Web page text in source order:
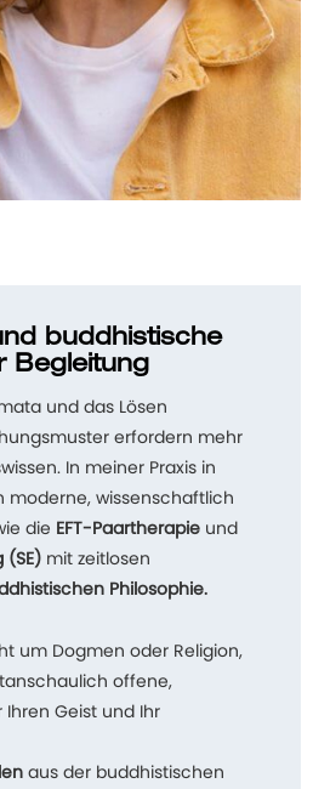
buddhistische
Begleitung
und das Lösen
erfordern mehr
In meiner Praxis in
moderne, wissenschaftlich
die EFT-Paartherapie und
(SE) mit zeitlosen
Philosophie.
um Dogmen oder Religion,
offene,
Ihren Geist und Ihr
aus der buddhistischen